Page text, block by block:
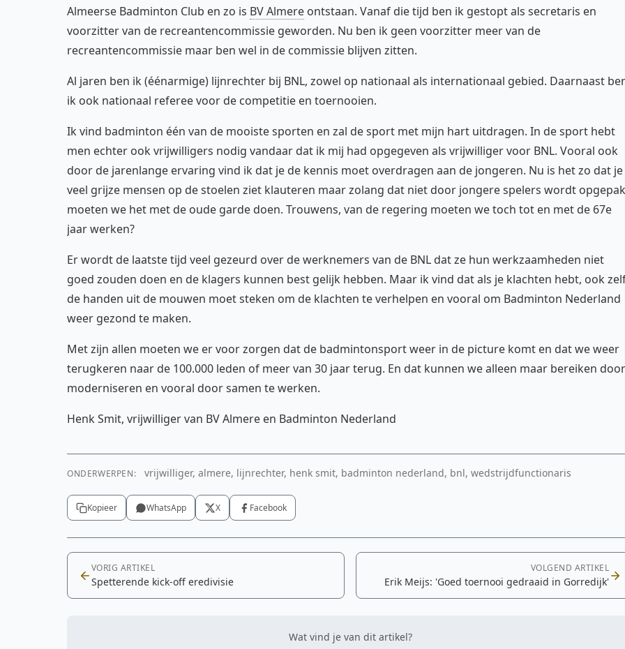
Almeerse Badminton Club en zo is BV Almere ontstaan. Vanaf die tijd ben ik gestopt als secretaris en
voorzitter van de recreantencommissie geworden. Nu ben ik geen voorzitter meer van de
recreantencommissie maar ben wel in de commissie blijven zitten.
Al jaren ben ik (éénarmige) lijnrechter bij BNL, zowel op nationaal als internationaal gebied. Daarnaast
ik ook nationaal referee voor de competitie en toernooien.
Ik vind badminton één van de mooiste sporten en zal de sport met mijn hart uitdragen. In de sport hebt
men echter ook vrijwilligers nodig vandaar dat ik mij had opgegeven als vrijwilliger voor BNL. Vooral ook
door de jarenlange ervaring vind ik dat je de kennis moet overdragen aan de jongeren. Nu is het zo dat je
veel grijze mensen op de stoelen ziet klauteren maar zolang dat niet door jongere spelers wordt
moeten we het met de oude garde doen. Trouwens, van de regering moeten we toch tot en met de 67e
jaar werken?
Er wordt de laatste tijd veel gezeurd over de werknemers van de BNL dat ze hun werkzaamheden niet
goed zouden doen en de klagers kunnen best gelijk hebben. Maar ik vind dat als je klachten hebt, ook
de handen uit de mouwen moet steken om de klachten te verhelpen en vooral om Badminton Nederland
weer gezond te maken.
Met zijn allen moeten we er voor zorgen dat de badmintonsport weer in de picture komt en dat we weer
terugkeren naar de 100.000 leden of meer van 30 jaar terug. En dat kunnen we alleen maar bereiken door
moderniseren en vooral door samen te werken.
Henk Smit, vrijwilliger van BV Almere en Badminton Nederland
ONDERWERPEN: vrijwilliger, almere, lijnrechter, henk smit, badminton nederland, bnl, wedstrijdfunctionaris
Kopieer WhatsApp X Facebook
VORIG ARTIKEL
Spetterende kick-off eredivisie
VOLGEND ARTIKEL
Erik Meijs: 'Goed toernooi gedraaid in Gorredijk'
Wat vind je van dit artikel?